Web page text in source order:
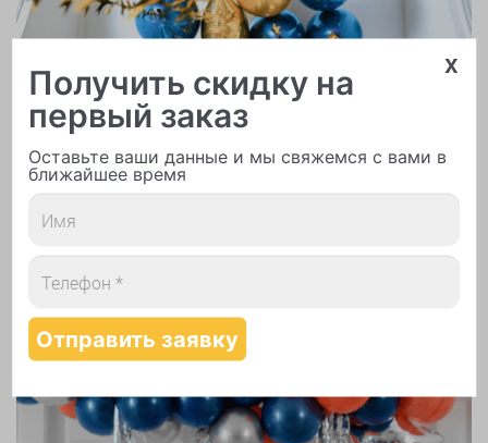
Надутие шаров гелием
x
Получить скидку на
первый заказ
Оставьте ваши данные и мы свяжемся с вами в
ближайшее время